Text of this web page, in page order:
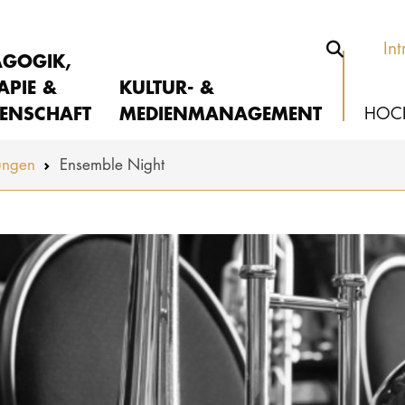
&
KULTUR- &
MEDIENMANAGEMENT
Ensemble Night